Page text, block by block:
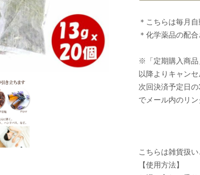
＊こちらは毎月
＊化学薬品の配
※「定期購入商品
以降よりキャン
次回決済予定日
でメール内のリン
こちらは雑貨扱い
【使用方法】